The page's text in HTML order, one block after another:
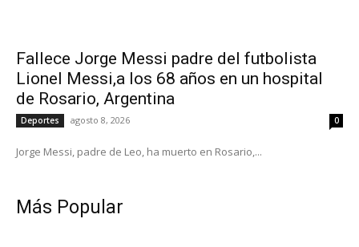
Fallece Jorge Messi padre del futbolista
Lionel Messi,a los 68 años en un hospital
de Rosario, Argentina
Deportes agosto 8, 2026 0
Jorge Messi, padre de Leo, ha muerto en Rosario,...
Más Popular